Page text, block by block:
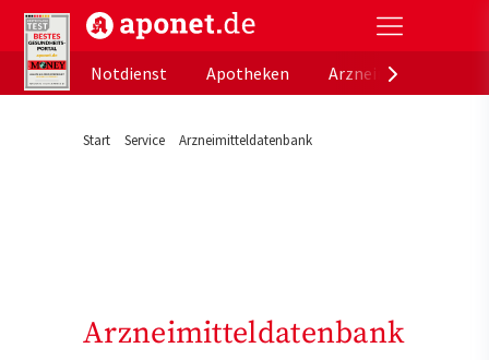
aponet.de - Das offizielle Gesundheitsportal der
Notdienst
Apotheken
Start Service Arzneimitteldatenbank
Arzneimitteldatenbank